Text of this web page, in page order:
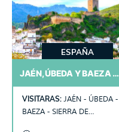
ESPAÑA
JAÉN, ÚBEDA Y BAEZA «TRIÁNGULO RENACENTISTA»
VISITARAS: JAÉN - ÚBEDA -
BAEZA - SIERRA DE